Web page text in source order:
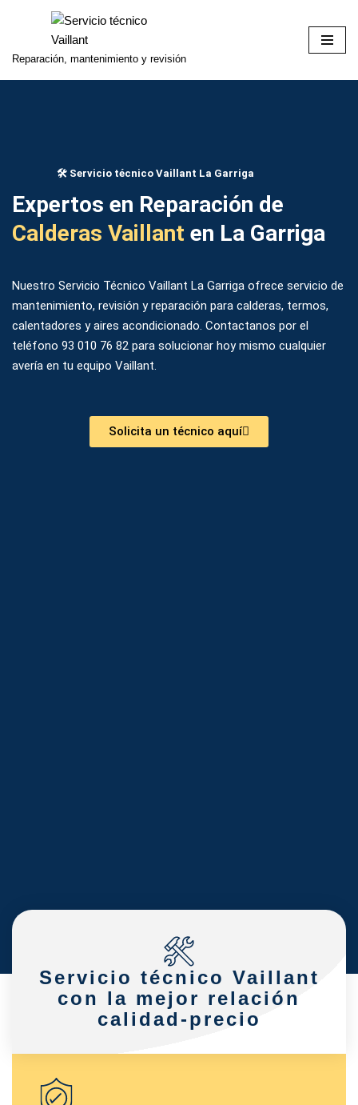
al
contenido
Reparación, mantenimiento y revisión
​​🛠️​ Servicio técnico Vaillant La Garriga
Expertos en Reparación de
Calderas Vaillant en La Garriga
Nuestro Servicio Técnico Vaillant La Garriga ofrece servicio de
mantenimiento, revisión y reparación para calderas, termos,
calentadores y aires acondicionado. Contactanos por el
teléfono 93 010 76 82 para solucionar hoy mismo cualquier
avería en tu equipo Vaillant.
Solicita un técnico aquí
Servicio técnico Vaillant
con la mejor relación
calidad-precio